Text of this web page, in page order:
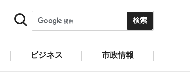
ビジネス 市政情報